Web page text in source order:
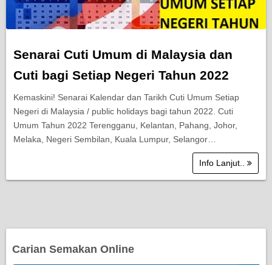
Senarai Cuti Umum di Malaysia dan
Cuti bagi Setiap Negeri Tahun 2022
Kemaskini! Senarai Kalendar dan Tarikh Cuti Umum Setiap
Negeri di Malaysia / public holidays bagi tahun 2022. Cuti
Umum Tahun 2022 Terengganu, Kelantan, Pahang, Johor,
Melaka, Negeri Sembilan, Kuala Lumpur, Selangor…
Info Lanjut..
Carian Semakan Online